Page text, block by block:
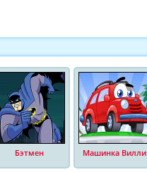
Бэтмен Машинка Вилли